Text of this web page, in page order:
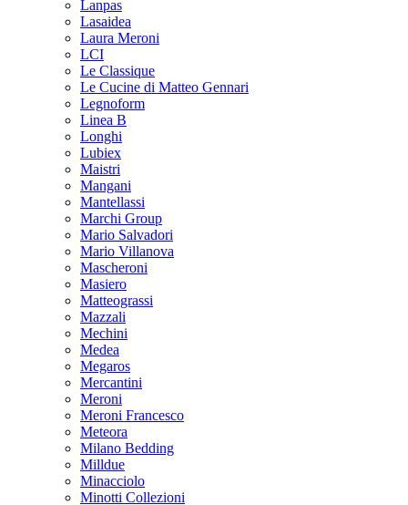
Lanpas
Lasaidea
Laura Meroni
LCI
Le Classique
Le Cucine di Matteo Gennari
Legnoform
Linea B
Longhi
Lubiex
Maistri
Mangani
Mantellassi
Marchi Group
Mario Salvadori
Mario Villanova
Mascheroni
Masiero
Matteograssi
Mazzali
Mechini
Medea
Megaros
Mercantini
Meroni
Meroni Francesco
Meteora
Milano Bedding
Milldue
Minacciolo
Minotti Collezioni